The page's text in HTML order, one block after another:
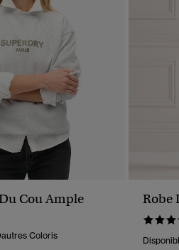
Cou Ample
Coloris
Robe